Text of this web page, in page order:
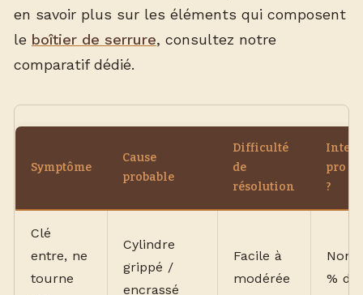
en savoir plus sur les éléments qui composent
le boîtier de serrure, consultez notre
comparatif dédié.
Symptôme
Cause
probable
Difficulté
de
résolution
pro
?
Clé
entre, ne
tourne
Cylindre
grippé /
encrassé
Facile à
modérée
Non
%